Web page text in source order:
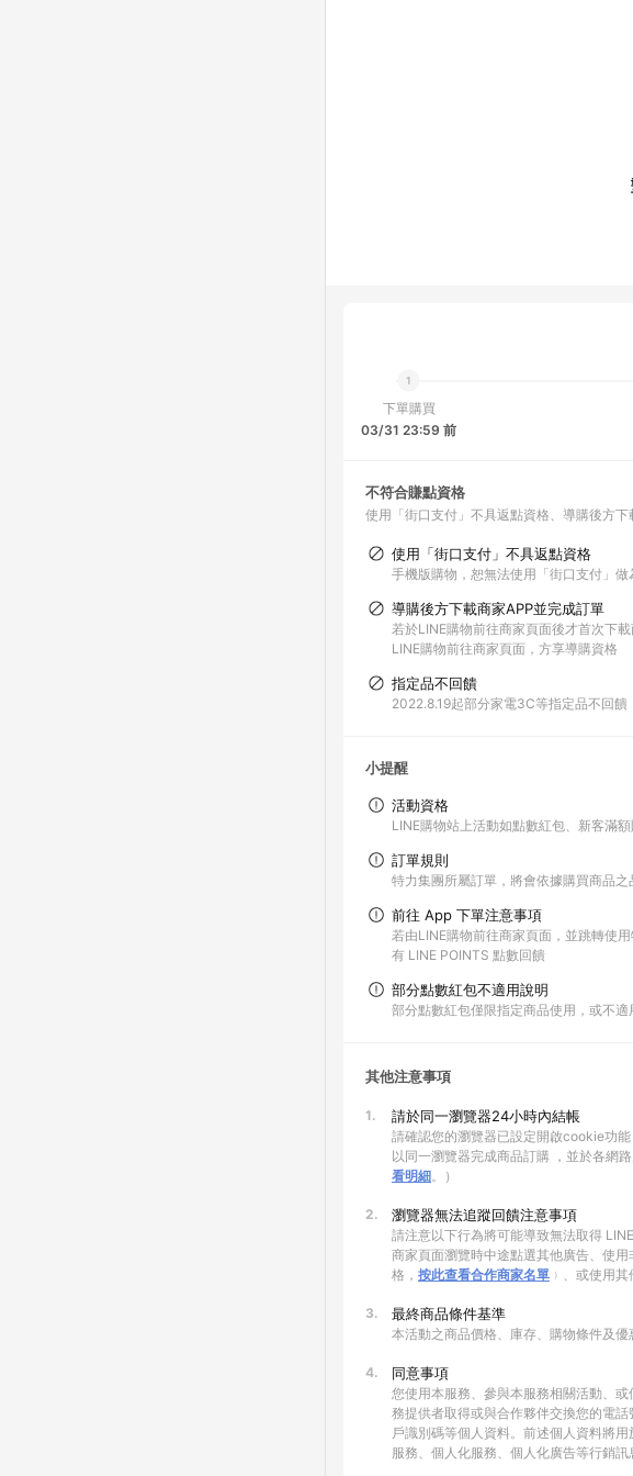
下單購買
03/31 23:59 前
不符合賺點資格
使用「街口支付」不具返點資格 導購後方下
使用「街口支付」不具返點資格
手機版購物，恕無法使用「街口支付」做
導購後方下載商家APP並完成訂單
若於LINE購物前往商家頁面後才首次下
LINE購物前往商家頁面，方享導購資格
指定品不回饋
2022.8.19起部分家電3C等指定品不回饋
小提醒
活動資格
LINE購物站上活動如點數紅包、新客滿
訂單規則
特力集團所屬訂單，將會依據購買商品
前往 App 下單注意事項
若由LINE購物前往商家頁面，並跳轉使
有 LINE POINTS 點數回饋
部分點數紅包不適用說明
部分點數紅包僅限指定商品使用，或不
其他注意事項
1. 請於同一瀏覽器24小時內結帳
請確認您的瀏覽器已設定開啟cookie功
以同一瀏覽器完成商品訂購 ，並於各網
看明細。）
2. 瀏覽器無法追蹤回饋注意事項
請注意以下行為將可能導致無法取得
商家頁面瀏覽時中途點選其他廣告、使
格， 按此查看合作商家名單 ﹚、或使用
3. 最終商品條件基準
本活動之商品價格、庫存、購物條件及
4. 同意事項
您使用本服務、參與本服務相關活動、
務提供者取得或與合作夥伴交換您的電
戶識別碼等個人資料。前述個人資料將
服務、個人化服務、個人化廣告等行銷